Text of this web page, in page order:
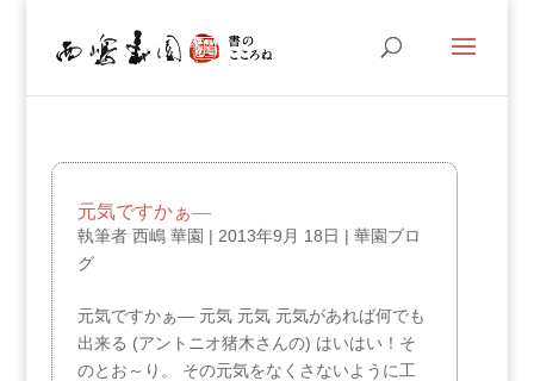
元気ですかぁ―
執筆者 西嶋 華園 | 2013年9月 18日 | 華園ブロ
グ
元気ですかぁ― 元気 元気 元気があれば何でも
出来る (アントニオ猪木さんの) はいはい！そ
のとお～り。 その元気をなくさないように工